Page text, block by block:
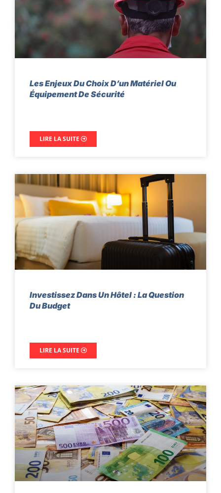
Les Enjeux Du Choix D’un Matériel Ou
Équipement De Sécurité
LIRE LA SUITE
Investissez Dans Un Hôtel : La Question
Du Budget
LIRE LA SUITE